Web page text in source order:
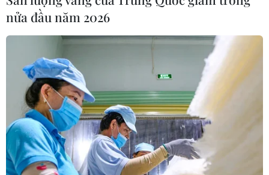
Mở 1 cửa xả đáy hồ thủy điện Hòa
Bình vào 16 giờ ngày 6/8
06/08/2026 06:28
Đầu tư hơn 6.209 tỷ đồng hoàn thiện
hạ tầng dùng chung Bến cảng Liên
Chiểu
06/08/2026 06:28
nửa đầu năm 2026